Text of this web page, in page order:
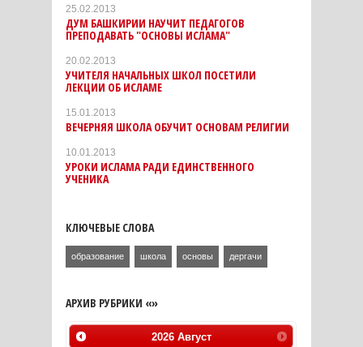
25.02.2013
ДУМ БАШКИРИИ НАУЧИТ ПЕДАГОГОВ
ПРЕПОДАВАТЬ "ОСНОВЫ ИСЛАМА"
20.02.2013
УЧИТЕЛЯ НАЧАЛЬНЫХ ШКОЛ ПОСЕТИЛИ
ЛЕКЦИИ ОБ ИСЛАМЕ
15.01.2013
ВЕЧЕРНЯЯ ШКОЛА ОБУЧИТ ОСНОВАМ РЕЛИГИИ
10.01.2013
УРОКИ ИСЛАМА РАДИ ЕДИНСТВЕННОГО
УЧЕНИКА
КЛЮЧЕВЫЕ СЛОВА
образование школа основы дергачи
АРХИВ РУБРИКИ «»
2026 Август